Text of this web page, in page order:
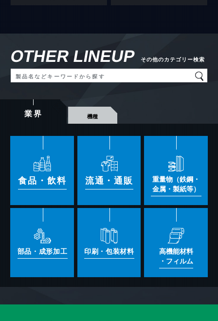
OTHER LINEUP その他のカテゴリー検索
業界 機種
食品・飲料 流通・通販
重量物（鉄鋼・
金属・製紙等）
部品・成形加工 印刷・包装材料
高機能材料
・フィルム
自動倉庫システム 無人搬送システム
ピッキングシステ
ム
仕分システム 物流管理システム